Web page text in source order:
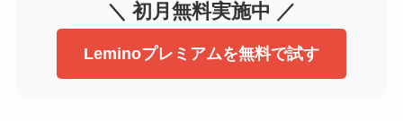
＼ 初月無料実施中 ／
Leminoプレミアムを無料で試す